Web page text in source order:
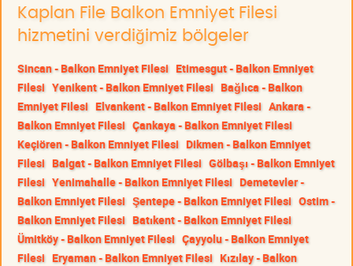
Kaplan File Balkon Emniyet Filesi
hizmetini verdiğimiz bölgeler
Sincan - Balkon Emniyet Filesi Etimesgut - Balkon Emniyet
Filesi Yenikent - Balkon Emniyet Filesi Bağlıca - Balkon
Emniyet Filesi Elvankent - Balkon Emniyet Filesi Ankara -
Balkon Emniyet Filesi Çankaya - Balkon Emniyet Filesi
Keçiören - Balkon Emniyet Filesi Dikmen - Balkon Emniyet
Filesi Balgat - Balkon Emniyet Filesi Gölbaşı - Balkon Emniyet
Filesi Yenimahalle - Balkon Emniyet Filesi Demetevler -
Balkon Emniyet Filesi Şentepe - Balkon Emniyet Filesi Ostim -
Balkon Emniyet Filesi Batıkent - Balkon Emniyet Filesi
Ümitköy - Balkon Emniyet Filesi Çayyolu - Balkon Emniyet
Filesi Eryaman - Balkon Emniyet Filesi Kızılay - Balkon